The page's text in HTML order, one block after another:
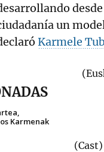
un
Karmele
Karmenak